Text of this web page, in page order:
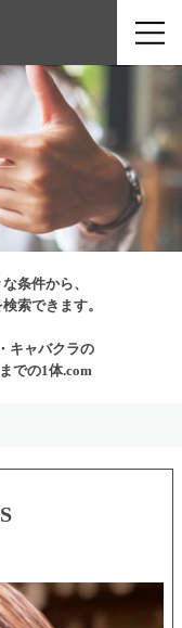
条件から、
索できます。
キャバクラの
での1体.com